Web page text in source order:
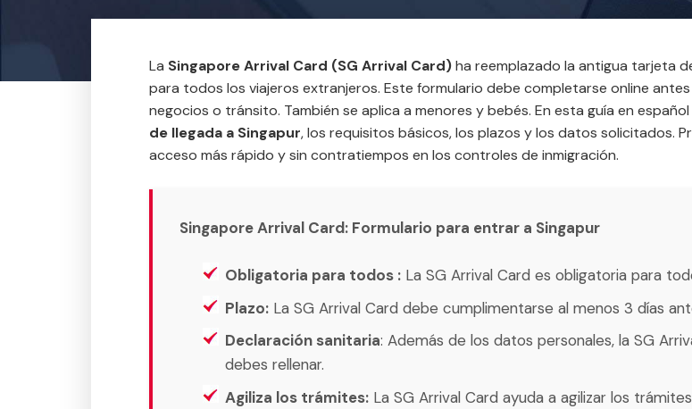
La Singapore Arrival Card (SG Arrival Card)ha reemplazado la antigua tarjeta
para todos los viajeros extranjeros. Este formulario debe completarse online
negocios o tránsito. También se aplica a menores y bebés. En esta guía en
de llegada a Singapur, los requisitos básicos, los plazos y los datos solicitados.
acceso más rápido y sin contratiempos en los controles de inmigración.
Singapore Arrival Card: Formulario para entrar a Singapur
Obligatoria para todos : La SG Arrival Card es obligatoria para
Plazo: La SG Arrival Card debe cumplimentarse al menos 3 días
Declaración sanitaria: Además de los datos personales, la SG
debes rellenar.
Agiliza los trámites: La SG Arrival Card ayuda a agilizar los